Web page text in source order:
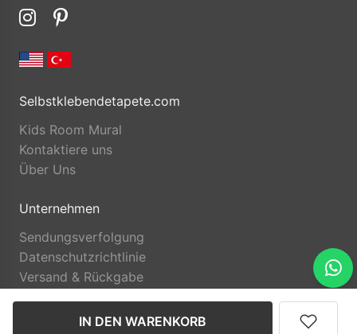
IN DEN WARENKORB
Selbstklebendetapete.com
Kids Room Mural
Kontaktiere uns
Über Uns
Unternehmen
Sendungsverfolgung
Datenschutzrichtlinie
Versand & Rückgabe